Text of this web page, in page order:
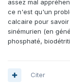
assez mal
ce n'est qu'un
calcaire pour
sinémurien (en
phosphaté,
Citer